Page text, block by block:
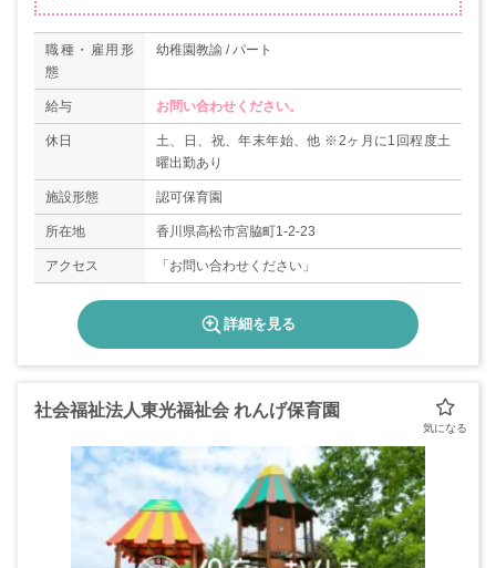
職種・雇用形
態
幼稚園教諭 / パート
給与 お問い合わせください。
休日
土、日、祝、年末年始、他 ※2ヶ月に1回程度土
曜出勤あり
施設形態 認可保育園
所在地 香川県高松市宮脇町1‐2‐23
アクセス 「お問い合わせください」
詳細を見る
社会福祉法人東光福祉会 れんげ保育園